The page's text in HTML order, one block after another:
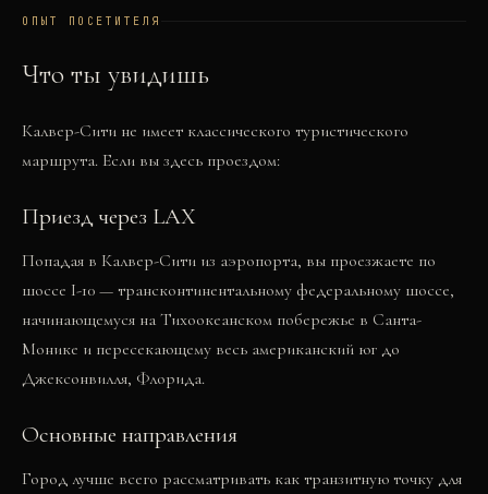
ОПЫТ ПОСЕТИТЕЛЯ
Что ты увидишь
Калвер-Сити не имеет классического туристического
маршрута. Если вы здесь проездом:
Приезд через LAX
Попадая в Калвер-Сити из аэропорта, вы проезжаете по
шоссе I-10 — трансконтинентальному федеральному шоссе,
начинающемуся на Тихоокеанском побережье в Санта-
Монике и пересекающему весь американский юг до
Джексонвилля, Флорида.
Основные направления
Город лучше всего рассматривать как транзитную точку для